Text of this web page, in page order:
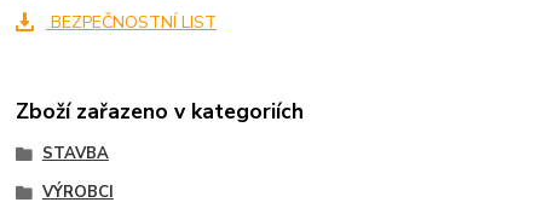
BEZPEČNOSTNÍ LIST
Zboží zařazeno v kategoriích
STAVBA
VÝROBCI